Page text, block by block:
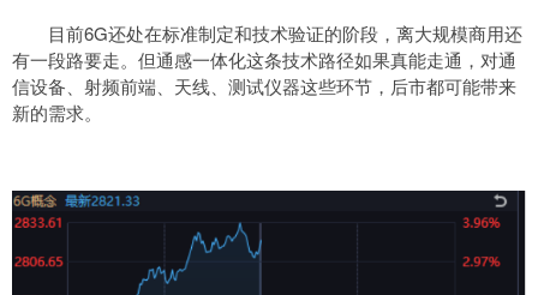
目前6G还处在标准制定和技术验证的阶段，离大规模商用还
有一段路要走。但通感一体化这条技术路径如果真能走通，对通
信设备、射频前端、天线、测试仪器这些环节，后市都可能带来
新的需求。